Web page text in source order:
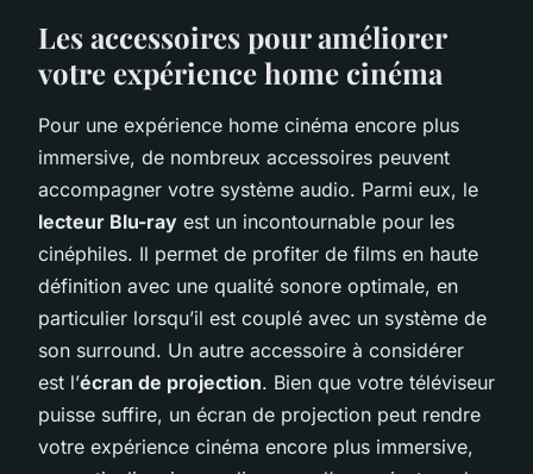
Les accessoires pour améliorer
votre expérience home cinéma
Pour une expérience home cinéma encore plus
immersive, de nombreux accessoires peuvent
accompagner votre système audio. Parmi eux, le
lecteur Blu-ray est un incontournable pour les
cinéphiles. Il permet de profiter de films en haute
définition avec une qualité sonore optimale, en
particulier lorsqu’il est couplé avec un système de
son surround. Un autre accessoire à considérer
est l’écran de projection. Bien que votre téléviseur
puisse suffire, un écran de projection peut rendre
votre expérience cinéma encore plus immersive,